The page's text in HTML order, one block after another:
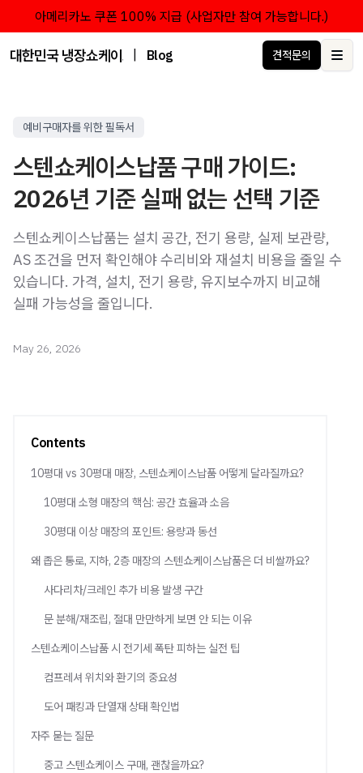
아메리카노 쿠폰 100% 지급 (사업자만 참여 가능합니다.)
대한민국 냉장쇼케이스 점유율 1위 브랜드 한성쇼케이스
Blog 견적문의
예비구매자를 위한 필독서
스텐쇼케이스납품 구매 가이드:
2026년 기준 실패 없는 선택 기준
스텐쇼케이스납품는 설치 공간, 전기 용량, 실제 보관량,
AS 조건을 먼저 확인해야 수리비와 재설치 비용을 줄일 수
있습니다. 가격, 설치, 전기 용량, 유지보수까지 비교해
실패 가능성을 줄입니다.
May 26, 2026
Contents
10평대 vs 30평대 매장, 스텐쇼케이스납품 어떻게 달라질까요?
10평대 소형 매장의 핵심: 공간 효율과 소음
30평대 이상 매장의 포인트: 용량과 동선
왜 좁은 통로, 지하, 2층 매장의 스텐쇼케이스납품은 더 비쌀까요?
사다리차/크레인 추가 비용 발생 구간
문 분해/재조립, 절대 만만하게 보면 안 되는 이유
스텐쇼케이스납품 시 전기세 폭탄 피하는 실전 팁
컴프레셔 위치와 환기의 중요성
도어 패킹과 단열재 상태 확인법
자주 묻는 질문
중고 스텐쇼케이스 구매, 괜찮을까요?